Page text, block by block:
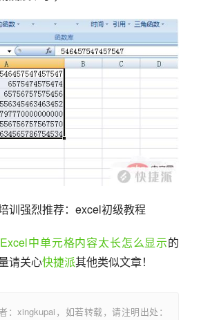
训强烈推荐：excel初级教程
Excel中单元格内容太长怎么显示的
请关心快捷派其他类似文章！
：xingkupai，如若转载，请注明出处：